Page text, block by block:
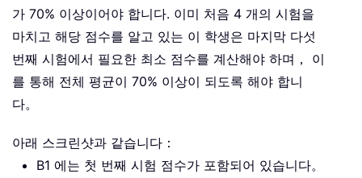
가 70% 이상이어야 합니다. 이미 처음 4 개의 시험을
마치고 해당 점수를 알고 있는 이 학생은 마지막 다섯
번째 시험에서 필요한 최소 점수를 계산해야 하며， 이
를 통해 전체 평균이 70% 이상이 되도록 해야 합니
다。
아래 스크린샷과 같습니다：
B1 에는 첫 번째 시험 점수가 포함되어 있습니다。